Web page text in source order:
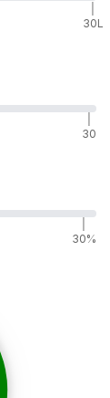
30L
30
30%